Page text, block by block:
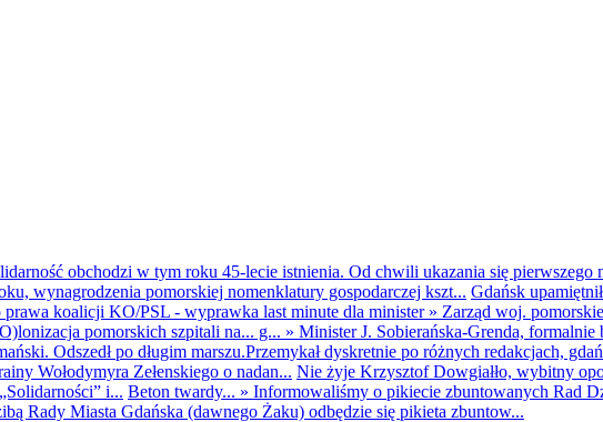
obchodzi w tym roku 45-lecie istnienia. Od chwili ukazania się pierwszego
wynagrodzenia pomorskiej nomenklatury gospodarczej kszt... Gdańsk
prawa koalicji KO/PSL - wyprawka last minute dla minister» Zarząd woj.
pomorskich szpitali na... g... » Minister J. Sobierańska-Grenda,
Odszedł po długim marszu.Przemykał dyskretnie po różnych redakcjach,
Wołodymyra Zełenskiego o nadan... Nie żyje Krzysztof Dowgiałło, wybitny
i... Beton twardy... » Informowaliśmy o pikiecie zbuntowanych Rad
Rady Miasta Gdańska (dawnego Żaku) odbędzie się pikieta zbuntow...